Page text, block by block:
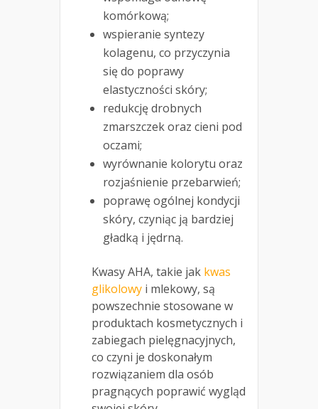
komórkową;
wspieranie syntezy
kolagenu, co przyczynia
się do poprawy
elastyczności skóry;
redukcję drobnych
zmarszczek oraz cieni pod
oczami;
wyrównanie kolorytu oraz
rozjaśnienie przebarwień;
poprawę ogólnej kondycji
skóry, czyniąc ją bardziej
gładką i jędrną.
Kwasy AHA, takie jak kwas
glikolowy i mlekowy, są
powszechnie stosowane w
produktach kosmetycznych i
zabiegach pielęgnacyjnych,
co czyni je doskonałym
rozwiązaniem dla osób
pragnących poprawić wygląd